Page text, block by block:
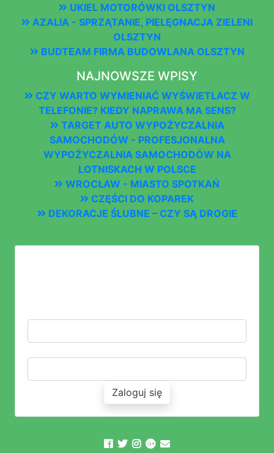
UKIEL MOTORÓWKI OLSZTYN
AZALIA - SPRZĄTANIE, PIELĘGNACJA ZIELENI
OLSZTYN
BUDTEAM FIRMA BUDOWLANA OLSZTYN
NAJNOWSZE WPISY
CZY WARTO WYMIENIAĆ WYŚWIETLACZ W
TELEFONIE? KIEDY NAPRAWA MA SENS?
TARGET AUTO WYPOŻYCZALNIA
SAMOCHODÓW - PROFESJONALNA
WYPOŻYCZALNIA SAMOCHODÓW NA
LOTNISKACH W POLSCE
WROCŁAW - MIASTO SPOTKAŃ
CZĘŚCI DO KOPAREK
DEKORACJE ŚLUBNE – CZY SĄ DROGIE
Zaloguj się